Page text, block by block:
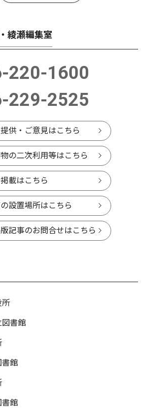
綾瀬編集室
220-1600
229-2525
供・ご意見はこちら
の二次利用等はこちら
載はこちら
設置場所はこちら
記事のお問合せはこちら
所
図書館
書館
書館